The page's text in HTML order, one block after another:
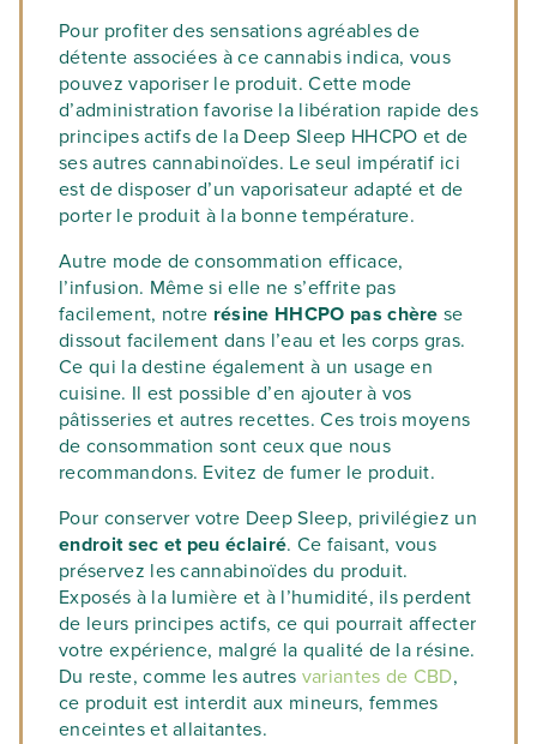
Pour profiter des sensations agréables de
détente associées à ce cannabis indica, vous
pouvez vaporiser le produit. Cette mode
d’administration favorise la libération rapide des
principes actifs de la Deep Sleep HHCPO et de
ses autres cannabinoïdes. Le seul impératif ici
est de disposer d’un vaporisateur adapté et de
porter le produit à la bonne température.
Autre mode de consommation efficace,
l’infusion. Même si elle ne s’effrite pas
facilement, notre résine HHCPO pas chère se
dissout facilement dans l’eau et les corps gras.
Ce qui la destine également à un usage en
cuisine. Il est possible d’en ajouter à vos
pâtisseries et autres recettes. Ces trois moyens
de consommation sont ceux que nous
recommandons. Evitez de fumer le produit.
Pour conserver votre Deep Sleep, privilégiez un
endroit sec et peu éclairé. Ce faisant, vous
préservez les cannabinoïdes du produit.
Exposés à la lumière et à l’humidité, ils perdent
de leurs principes actifs, ce qui pourrait affecter
votre expérience, malgré la qualité de la résine.
Du reste, comme les autres variantes de CBD,
ce produit est interdit aux mineurs, femmes
enceintes et allaitantes.